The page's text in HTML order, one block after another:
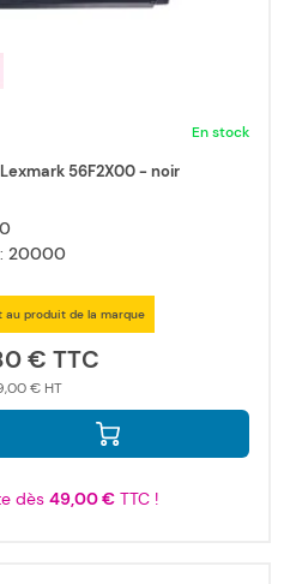
En stock
56F2X00 - noir
20000
au produit de la marque
€
€
dès 49,00 €TTC !